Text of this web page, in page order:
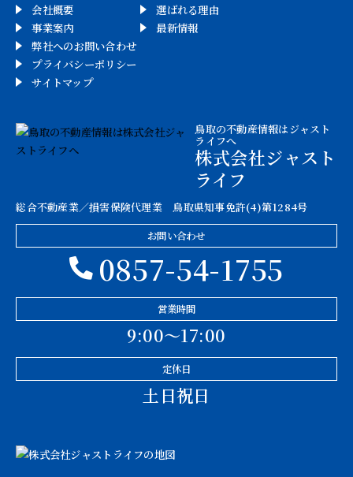
会社概要
事業案内
選ばれる理由
最新情報
弊社へのお問い合わせ
プライバシーポリシー
サイトマップ
鳥取の不動産情報はジャスト
ライフへ
株式会社ジャスト
ライフ
総合不動産業／損害保険代理業 鳥取県知事免許(4)第1284号
お問い合わせ
0857-54-1755
営業時間
9:00〜17:00
定休日
土日祝日